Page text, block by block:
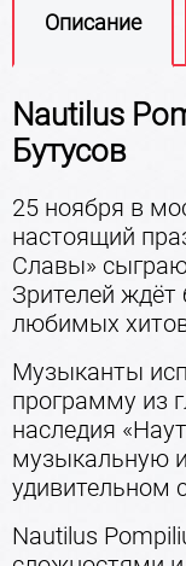
Описание
Nautilus
Бутусов
25 ноября в
настоящий
Славы»
Зрителей
любимых
Музыканты
программу из
наследия
музыкальную
удивительном
Nautilus